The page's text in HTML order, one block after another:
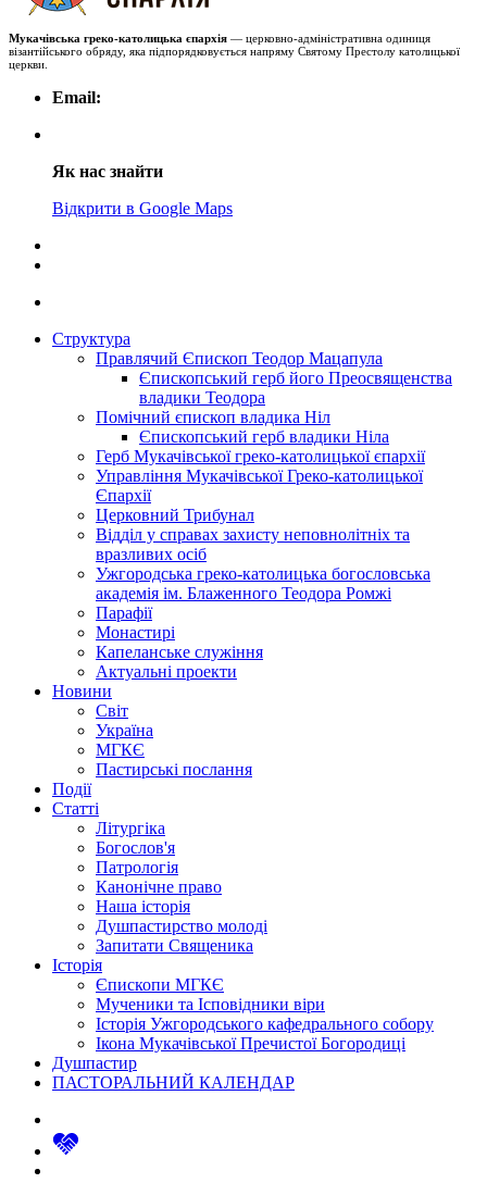
Мукачівська греко-католицька єпархія — церковно-адміністративна одиниця
візантійського обряду, яка підпорядковується напряму Святому Престолу католицької
церкви.
Email:
Як нас знайти
Відкрити в Google Maps
Структура
Правлячий Єпископ Теодор Мацапула
Єпископський герб його Преосвященства
владики Теодора
Помічний єпископ владика Ніл
Єпископський герб владики Ніла
Герб Мукачівської греко-католицької єпархії
Управління Мукачівської Греко-католицької
Єпархії
Церковний Трибунал
Відділ у справах захисту неповнолітніх та
вразливих осіб
Ужгородська греко-католицька богословська
академія ім. Блаженного Теодора Ромжі
Парафії
Монастирі
Капеланське служіння
Актуальні проекти
Новини
Світ
Україна
МГКЄ
Пастирські послання
Події
Статті
Літургіка
Богослов'я
Патрологія
Канонічне право
Наша історія
Душпастирство молоді
Запитати Священика
Історія
Єпископи МГКЄ
Мученики та Ісповідники віри
Історія Ужгородського кафедрального собору
Ікона Мукачівської Пречистої Богородиці
Душпастир
ПАСТОРАЛЬНИЙ КАЛЕНДАР